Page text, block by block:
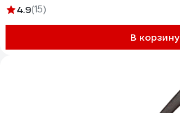
4.9(15)
В корзину